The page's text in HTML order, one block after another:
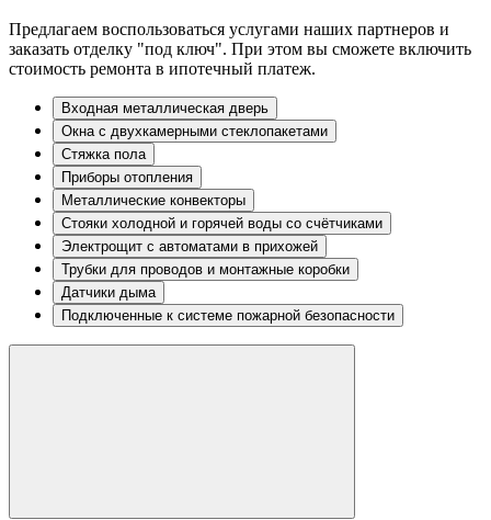
Предлагаем воспользоваться услугами наших партнеров и
заказать отделку "под ключ". При этом вы сможете включить
стоимость ремонта в ипотечный платеж.
Входная металлическая дверь
Окна с двухкамерными стеклопакетами
Стяжка пола
Приборы отопления
Металлические конвекторы
Стояки холодной и горячей воды со счётчиками
Электрощит с автоматами в прихожей
Трубки для проводов и монтажные коробки
Датчики дыма
Подключенные к системе пожарной безопасности